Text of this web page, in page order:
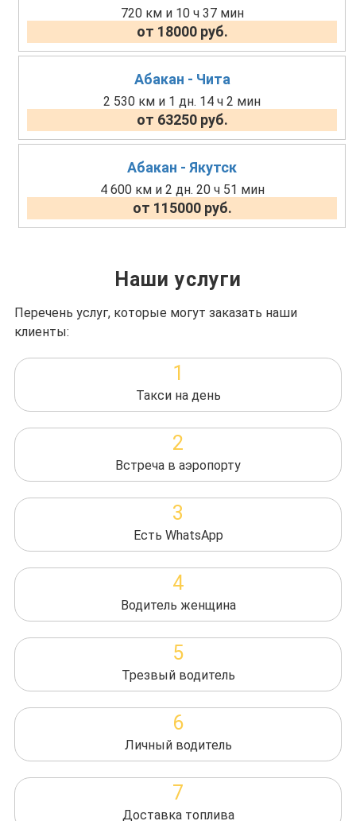
720 км и 10 ч 37 мин
от 18000 руб.
Абакан - Чита
2 530 км и 1 дн. 14 ч 2 мин
от 63250 руб.
Абакан - Якутск
4 600 км и 2 дн. 20 ч 51 мин
от 115000 руб.
Наши услуги
Перечень услуг, которые могут заказать наши
клиенты:
1
Такси на день
2
Встреча в аэропорту
3
Есть WhatsApp
4
Водитель женщина
5
Трезвый водитель
6
Личный водитель
7
Доставка топлива